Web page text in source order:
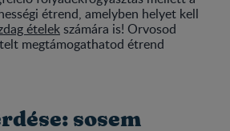
étrend, amelyben helyet kell
ételekszámára is! Orvosod
megtámogathatod étrend
sosem